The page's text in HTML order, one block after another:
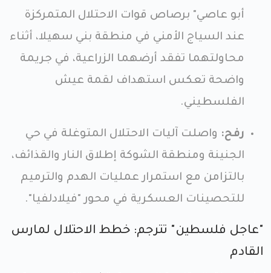
أبو عاصي" برصاص قوات الاحتلال المتمركزة
عند السياج الأمني في منطقة بني سهيلا، أثناء
محاولتهما تفقد أرضهما الزراعية، في جريمة
واضحة تعكس استهداف لقمة عيش
الفلسطيني.
رفح: واصلت آليات الاحتلال المتوغلة في حي
الجنينة ومنطقة الشوكة إطلاق النار والقذائف،
بالتزامن مع استمرار عمليات الهدم والترميم
للتحصينات العسكرية في محور "فيلادلفيا".
"عاجل فلسطين" تترجم: خطط الاحتلال لمارس
القادم